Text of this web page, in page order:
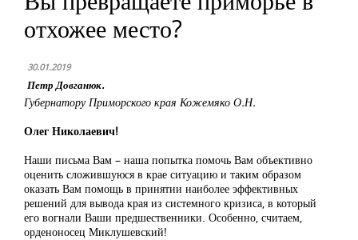
отхожее место?
30.01.2019
Петр Довганюк.
Губернатору Приморского края Кожемяко О.Н.
Олег Николаевич!
Наши письма Вам – наша попытка помочь Вам объективно
оценить сложившуюся в крае ситуацию и таким образом
оказать Вам помощь в принятии наиболее эффективных
решений для вывода края из системного кризиса, в который
его вогнали Ваши предшественники. Особенно, считаем,
орденоносец Миклушевский!